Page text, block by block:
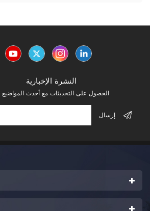
النشرة الإخبارية
-- الحصول على التحديثات مع أحدث المواضيع